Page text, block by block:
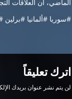
الماضي، أن العلاقات
#سوريا #ألمانيا #برلين
اترك تعليقاً
لن يتم نشر عنوان بريدك